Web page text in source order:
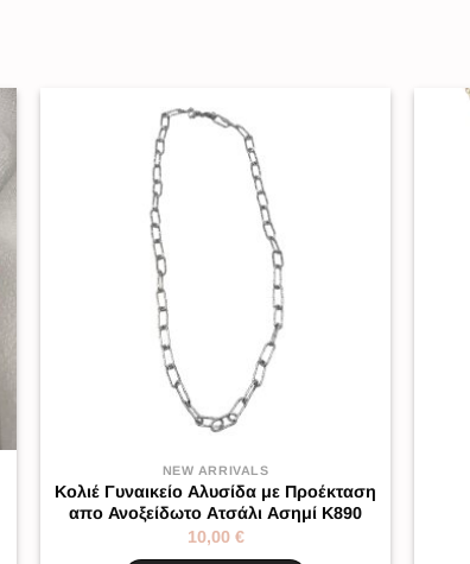
NEW ARRIVALS
Κολιέ Γυναικείο Αλυσίδα με Προέκταση
απο Ανοξείδωτο Ατσάλι Ασημί K890
10,00 €